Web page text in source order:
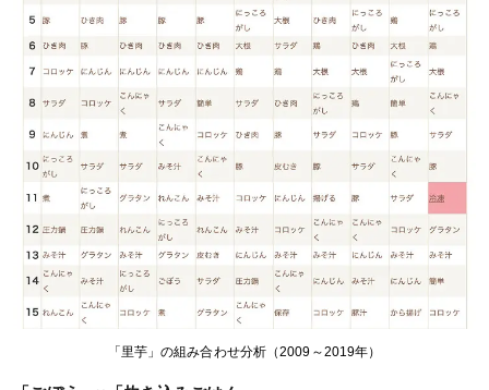
「里芋」の組み合わせ分析（2009～2019年）